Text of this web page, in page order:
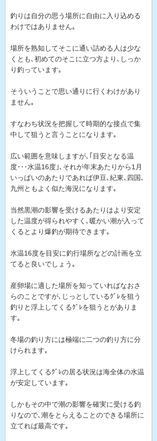
釣りは自分の思う場所に自由に入り込める
わけではありません｡
場所を熟知してそこに通い詰める人は少な
くとも､初めてのそこに立つ方より､しっか
り釣っています｡
そういうことで思い通りに行くわけがあり
ません｡
すなわち状況を把握して時期的な接点で集
中して狙うと言うことになります｡
広い範囲を意味しますが､｢目安となる温
度･･･水温16度｣､それが年末あたりから1月
いっぱいのあたりであれば伊豆､紀東､四国､
九州ともよく似た海況になります｡
当然黒潮の影響を受けるあたりはより安定
した温度が得られやすく､暖かい潮が入って
くるとより爆釣が期待できます｡
水温16度を目安に釣行場所などの計画を立
てると良いでしょう｡
産卵場に適した場所を知っていればなおさ
らのことですが､じっとしているｸﾞﾚを狙う
釣りと浮上してくるｸﾞﾚを狙うとがありま
す｡
冬場の釣り方には極端に二つの釣り方に分
けられます｡
浮上してくるｸﾞﾚの居る状況は海全体の水温
が安定しています｡
しかもその中で潮の影響を確実に受ける釣
りなので､潮をとらえることのできる場所に
立てれば最高です｡